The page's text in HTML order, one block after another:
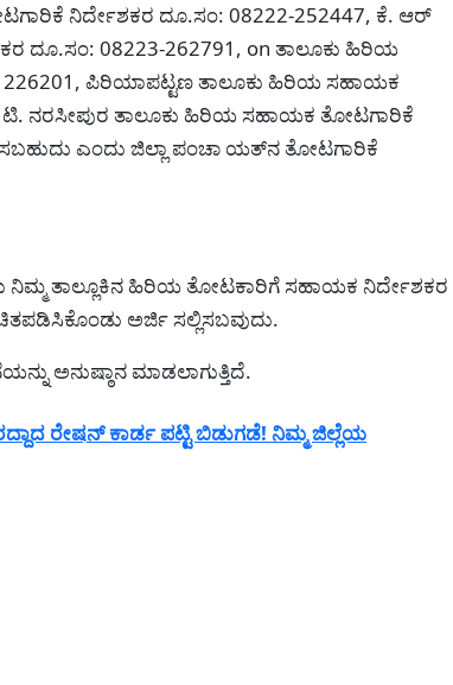
ನಿರ್ದೇಶಕರ ದೂ.ಸಂ: 08222-252447, ಕೆ. ಆರ್
ದೂ.ಸಂ: 08223-262791, on ತಾಲೂಕು ಹಿರಿಯ
ಪಿರಿಯಾಪಟ್ಟಣ ತಾಲೂಕು ಹಿರಿಯ ಸಹಾಯಕ
ನರಸೀಪುರ ತಾಲೂಕು ಹಿರಿಯ ಸಹಾಯಕ ತೋಟಗಾರಿಕೆ
ಎಂದು ಜಿಲ್ಲಾ ಪಂಚಾ ಯತ್‌ನ ತೋಟಗಾರಿಕೆ
ನಿಮ್ಮ ತಾಲ್ಲೂಕಿನ ಹಿರಿಯ ತೋಟಕಾರಿಗೆ ಸಹಾಯಕ ನಿರ್ದೇಶಕರ
ಅರ್ಜಿ ಸಲ್ಲಿಸಬವುದು.
ಅನುಷ್ಠಾನ ಮಾಡಲಾಗುತ್ತಿದೆ.
ರೇಷನ್ ಕಾರ್ಡ ಪಟ್ಟಿ ಬಿಡುಗಡೆ! ನಿಮ್ಮ ಜಿಲ್ಲೆಯ